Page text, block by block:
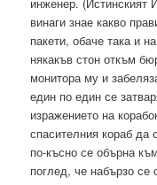
винаги знае какво
пакети, обаче така и
някакъв стон откъм
монитора му и
един по един се
изражението на
спасителния кораб да
по-късно се обърна
поглед, че набързо се